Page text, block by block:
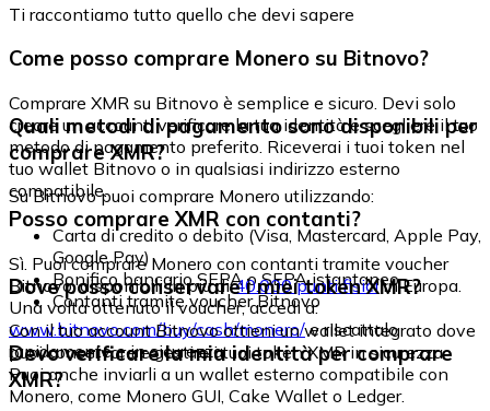
Ti raccontiamo tutto quello che devi sapere
Come posso comprare Monero su Bitnovo?
Comprare XMR su Bitnovo è semplice e sicuro. Devi solo
creare un account, verificare la tua identità e scegliere il tuo
metodo di pagamento preferito. Riceverai i tuoi token nel
tuo wallet Bitnovo o in qualsiasi indirizzo esterno
compatibile.
Quali metodi di pagamento sono disponibili per
comprare XMR?
Su Bitnovo puoi comprare Monero utilizzando:
Carta di credito o debito (Visa, Mastercard, Apple Pay,
Google Pay)
Bonifico bancario SEPA o SEPA istantaneo
Contanti tramite voucher Bitnovo
Posso comprare XMR con contanti?
Sì. Puoi comprare Monero con contanti tramite voucher
Bitnovo, disponibili in più di40.000 punti fisiciin Europa.
Una volta ottenuto il voucher, accedi a:
www.bitnovo.com/buy/cash/monero/e riscattalo
rapidamente e in sicurezza.
Dove posso conservare i miei token XMR?
Con il tuo account Bitnovo ottieni un wallet integrato dove
puoi conservare e gestire i tuoi token XMR in sicurezza.
Puoi anche inviarli a un wallet esterno compatibile con
Monero, come Monero GUI, Cake Wallet o Ledger.
Devo verificare la mia identità per comprare
XMR?